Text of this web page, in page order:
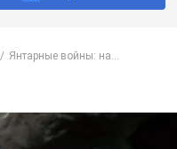
Янтарные войны: на...